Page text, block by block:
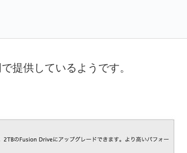
提供しているようです。